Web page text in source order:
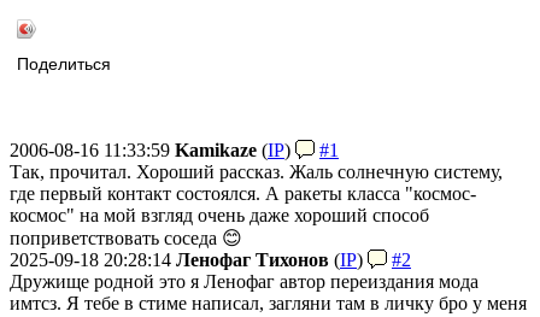
Поделиться
2006-08-16 11:33:59 Kamikaze (IP)
#1
Так, прочитал. Хороший рассказ. Жаль солнечную систему,
где первый контакт состоялся. А ракеты класса "космос-
космос" на мой взгляд очень даже хороший способ
поприветствовать соседа 😊
2025-09-18 20:28:14 Ленофаг Тихонов (IP)
#2
Дружище родной это я Ленофаг автор переиздания мода
имтсз. Я тебе в стиме написал, загляни там в личку бро у меня